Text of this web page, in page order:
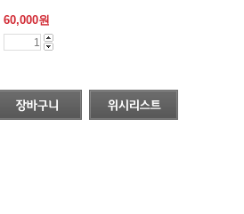
60,000원